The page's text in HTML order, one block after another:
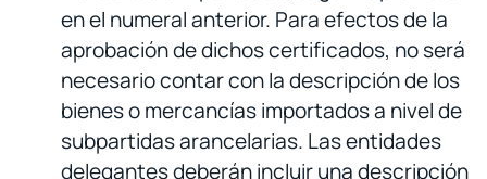
en el numeral anterior. Para efectos de la
aprobación de dichos certificados, no será
necesario contar con la descripción de los
bienes o mercancías importados a nivel de
subpartidas arancelarias. Las entidades
delegantes deberán incluir una descripción